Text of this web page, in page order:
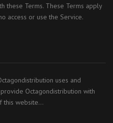
these Terms. These Terms apply
access or use the Service.
uses and
Octagondistribution with
this website…